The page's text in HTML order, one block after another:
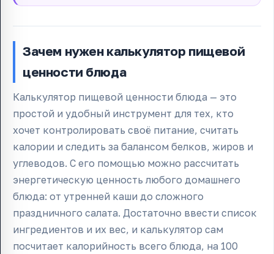
Зачем нужен калькулятор пищевой
ценности блюда
Калькулятор пищевой ценности блюда — это
простой и удобный инструмент для тех, кто
хочет контролировать своё питание, считать
калории и следить за балансом белков, жиров и
углеводов. С его помощью можно рассчитать
энергетическую ценность любого домашнего
блюда: от утренней каши до сложного
праздничного салата. Достаточно ввести список
ингредиентов и их вес, и калькулятор сам
посчитает калорийность всего блюда, на 100